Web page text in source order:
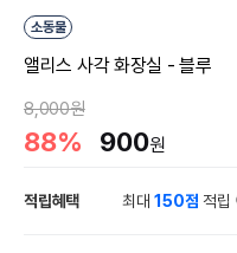
소동물
앨리스 사각 화장실 - 블루
8,000원
88% 900원
적립혜택 최대150점 적립